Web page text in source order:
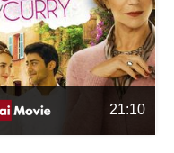
21:10